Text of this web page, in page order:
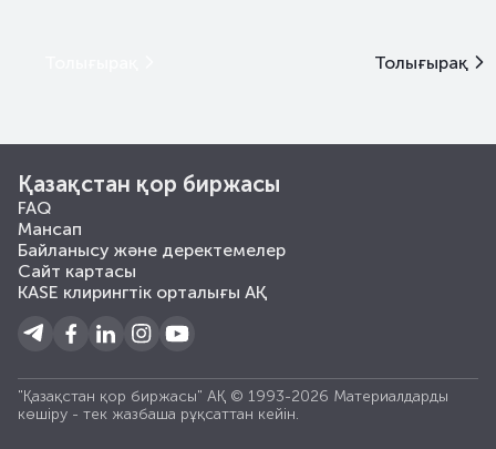
Толығырақ
Қазақстан қор биржасы
FAQ
Мансап
Байланысу және деректемелер
Сайт картасы
KASE клирингтік орталығы АҚ
"Қазақстан қор биржасы" АҚ © 1993-2026 Материалдарды
көшiру - тек жазбаша рұқсаттан кейiн.